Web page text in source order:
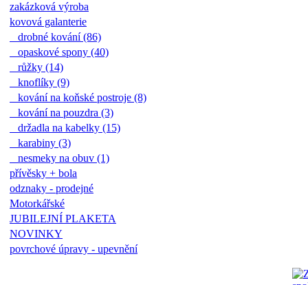
zakázková výroba
kovová galanterie
drobné kování (86)
opaskové spony (40)
růžky (14)
knoflíky (9)
kování na koňské postroje (8)
kování na pouzdra (3)
držadla na kabelky (15)
karabiny (3)
nesmeky na obuv (1)
přívěsky + bola
odznaky - prodejné
Motorkářské
JUBILEJNÍ PLAKETA
NOVINKY
povrchové úpravy - upevnění